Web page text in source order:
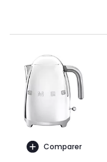
Comparer